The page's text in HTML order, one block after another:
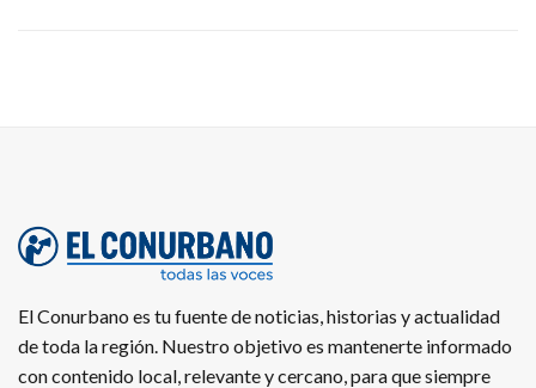
El Conurbano es tu fuente de noticias, historias y actualidad
de toda la región. Nuestro objetivo es mantenerte informado
con contenido local, relevante y cercano, para que siempre